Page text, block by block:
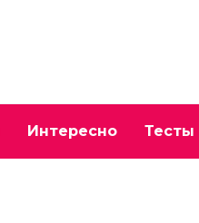
Интересно Тесты